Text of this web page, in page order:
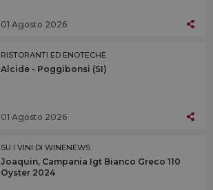
01 Agosto 2026
RISTORANTI ED ENOTECHE
Alcide - Poggibonsi (SI)
01 Agosto 2026
SU I VINI DI WINENEWS
Joaquin, Campania Igt Bianco Greco 110
Oyster 2024